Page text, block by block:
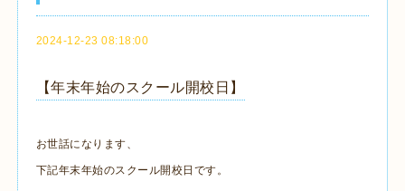
2024-12-23 08:18:00
【年末年始のスクール開校日】
お世話になります、
下記年末年始のスクール開校日です。